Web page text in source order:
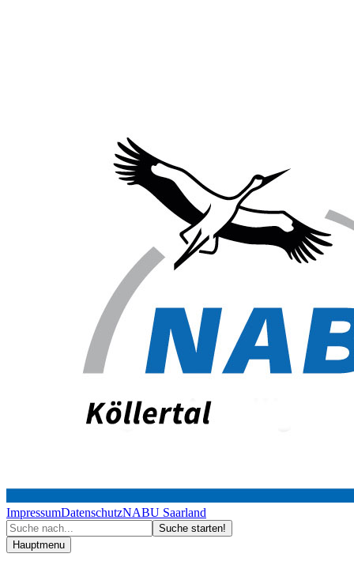
ImpressumDatenschutzNABU Saarland
Hauptmenu